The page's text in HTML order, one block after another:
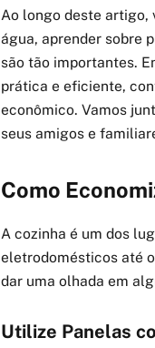
Ao longo deste artigo,
água, aprender sobre
são tão importantes.
prática e eficiente,
econômico. Vamos
seus amigos e
Como
A cozinha é um dos
eletrodomésticos até
dar uma olhada em
Utilize Panelas